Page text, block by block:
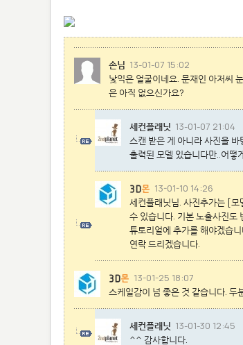
손님 13-01-07 15:02
낯익은 얼굴이네요. 문재인 아저씨
은 아직 없으신가요?
세컨플래닛 13-01-07 21:04
스캔 받은 게 아니라 사진을
출력된 모델 있습니다만..어떻
13-01-10 14:26
세컨플래닛님. 사진추가는 [
수 있습니다. 기본 노출사진도
튜토리얼에 추가를 해야겠습
연락 드리겠습니다.
13-01-25 18:07
스케일감이 넘 좋은 것 같습니다. 두
세컨플래닛 13-01-30 12:45
^^ 감사합니다.